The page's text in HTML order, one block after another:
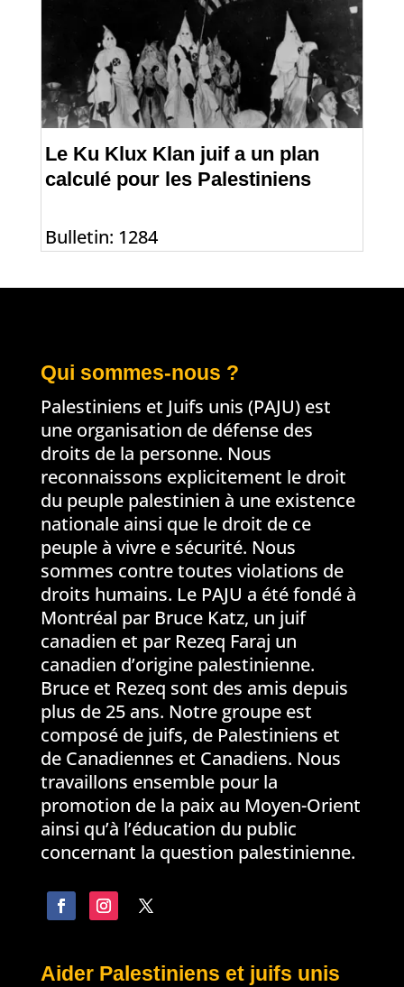
Le Ku Klux Klan juif a un plan
calculé pour les Palestiniens
Bulletin: 1284
Qui sommes-nous ?
Palestiniens et Juifs unis (PAJU) est
une organisation de défense des
droits de la personne. Nous
reconnaissons explicitement le droit
du peuple palestinien à une existence
nationale ainsi que le droit de ce
peuple à vivre e sécurité. Nous
sommes contre toutes violations de
droits humains. Le PAJU a été fondé à
Montréal par Bruce Katz, un juif
canadien et par Rezeq Faraj un
canadien d’origine palestinienne.
Bruce et Rezeq sont des amis depuis
plus de 25 ans. Notre groupe est
composé de juifs, de Palestiniens et
de Canadiennes et Canadiens. Nous
travaillons ensemble pour la
promotion de la paix au Moyen-Orient
ainsi qu’à l’éducation du public
concernant la question palestinienne.
Aider Palestiniens et juifs unis